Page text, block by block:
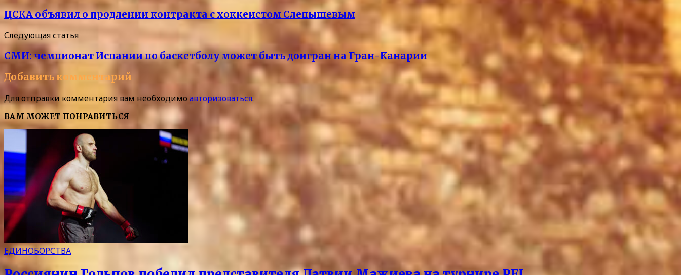
ЦСКА объявил о продлении контракта с хоккеистом Слепышевым
Следующая статья
СМИ: чемпионат Испании по баскетболу может быть доигран на Гран-Канарии
Добавить комментарий
Для отправки комментария вам необходимоавторизоваться.
ВАМ МОЖЕТ ПОНРАВИТЬСЯ
ЕДИНОБОРСТВА